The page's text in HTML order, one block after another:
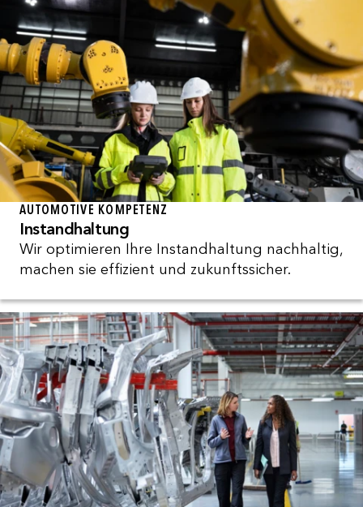
AUTOMOTIVE KOMPETENZ
Instandhaltung
Wir optimieren Ihre Instandhaltung nachhaltig,
machen sie effizient und zukunftssicher.